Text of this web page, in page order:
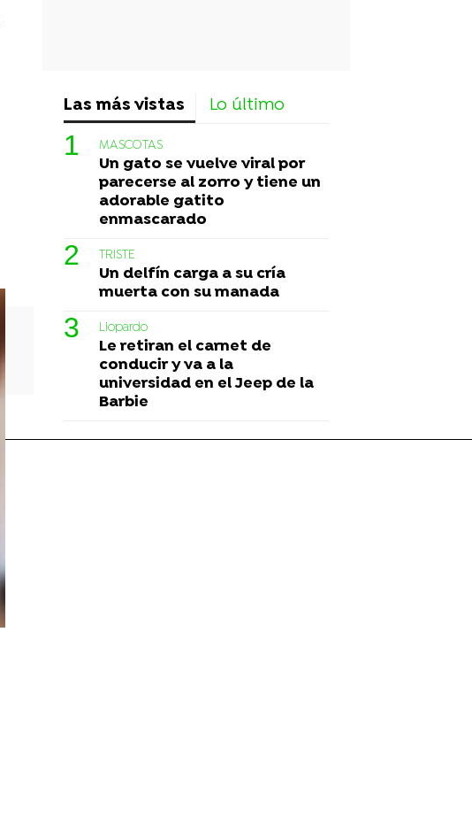
Las más vistas Lo último
MASCOTAS
Un gato se vuelve viral por
parecerse al zorro y tiene un
adorable gatito
enmascarado
TRISTE
Un delfín carga a su cría
muerta con su manada
Liopardo
Le retiran el carnet de
conducir y va a la
universidad en el Jeep de la
Barbie